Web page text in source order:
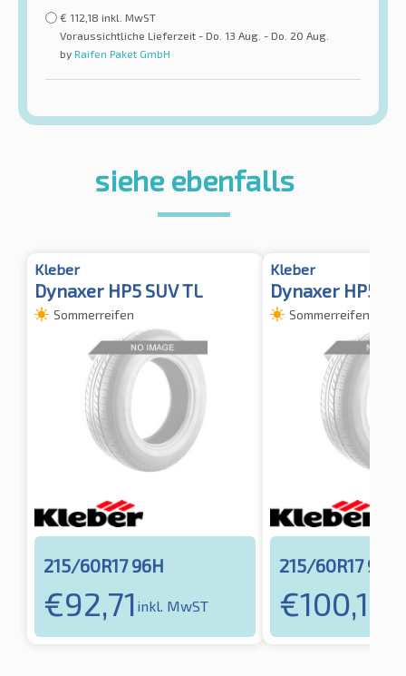
€ 112,18 inkl. MwST
Voraussichtliche Lieferzeit - Do. 13 Aug. - Do. 20 Aug.
by Raifen Paket GmbH
siehe ebenfalls
Kleber
Dynaxer HP5 SUV TL
Sommerreifen
215/60R17 96H
€92,71 inkl. MwST
Kleber
Dynaxer HP5
Sommerreifen
215/60R17 96V
€100,16